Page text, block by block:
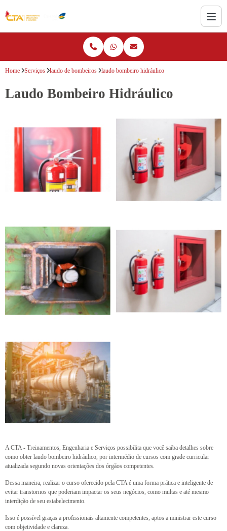
Home Serviços laudo de bombeiros laudo bombeiro hidráulico
Laudo Bombeiro Hidráulico
A CTA - Treinamentos, Engenharia e Serviços possibilita que você saiba detalhes sobre
como obter laudo bombeiro hidráulico, por intermédio de cursos com grade curricular
atualizada segundo novas orientações dos órgãos competentes.
Dessa maneira, realizar o curso oferecido pela CTA é uma forma prática e inteligente de
evitar transtornos que poderiam impactar os seus negócios, como multas e até mesmo
interdição de seu estabelecimento.
Isso é possível graças a profissionais altamente competentes, aptos a ministrar este curso
com objetividade e clareza.